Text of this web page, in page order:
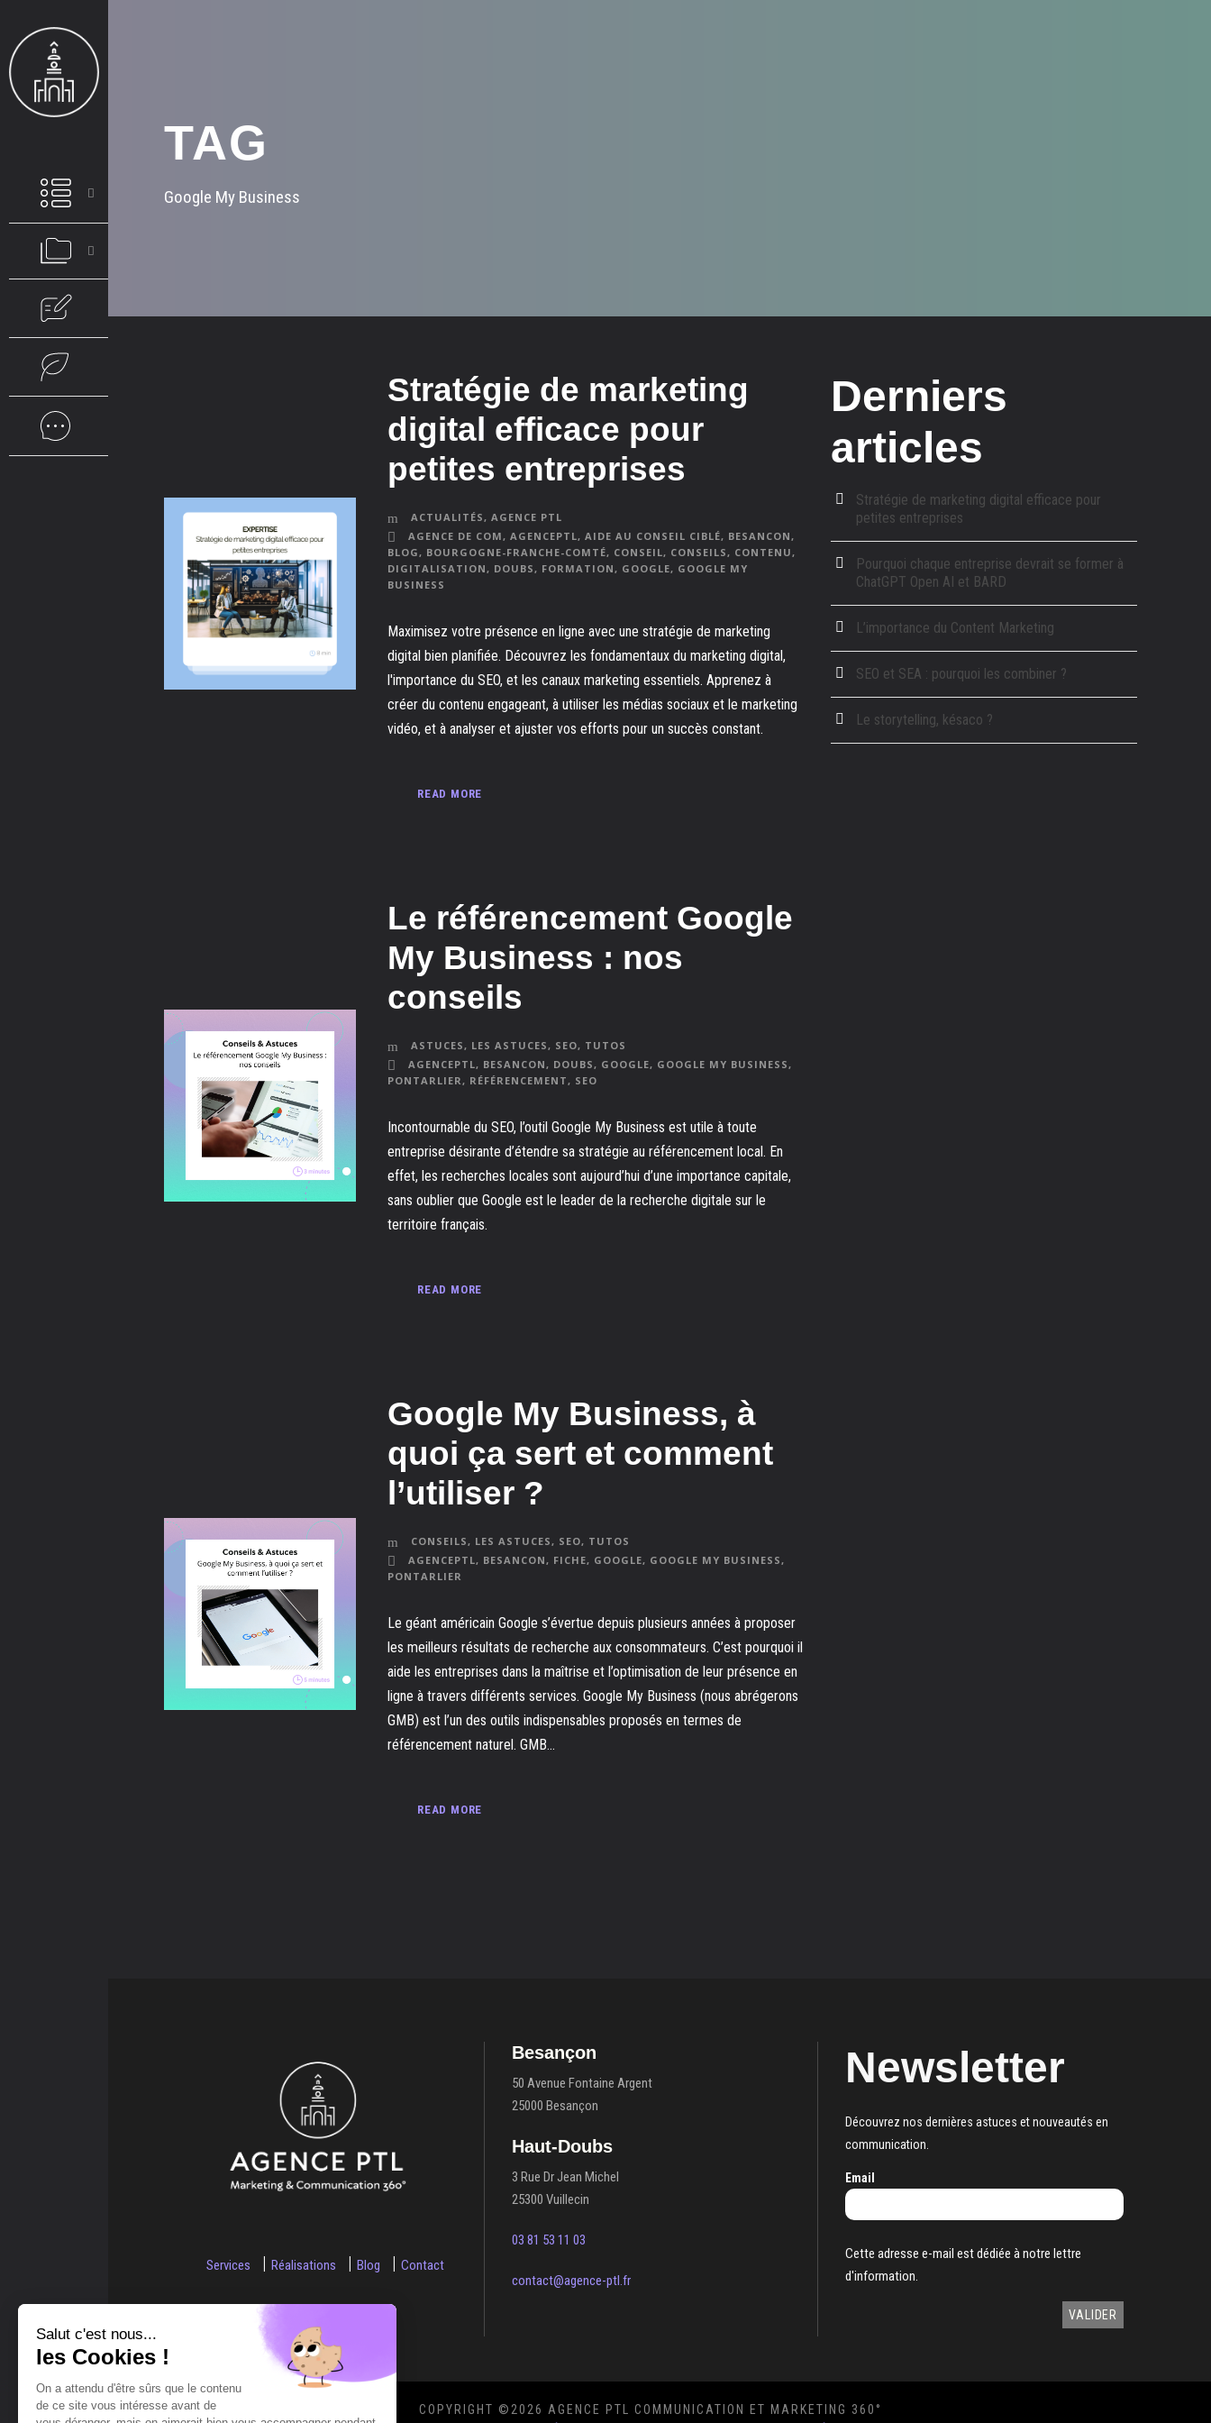
TAG
Google My Business
Stratégie de marketing
digital efficace pour
petites entreprises
ACTUALITÉS, AGENCE PTL
AGENCE DE COM, AGENCEPTL, AIDE AU CONSEIL CIBLÉ, BESANCON,
BLOG, BOURGOGNE-FRANCHE-COMTÉ, CONSEIL, CONSEILS, CONTENU,
DIGITALISATION, DOUBS, FORMATION, GOOGLE, GOOGLE MY
BUSINESS
Maximisez votre présence en ligne avec une stratégie de marketing
digital bien planifiée. Découvrez les fondamentaux du marketing digital,
l'importance du SEO, et les canaux marketing essentiels. Apprenez à
créer du contenu engageant, à utiliser les médias sociaux et le marketing
vidéo, et à analyser et ajuster vos efforts pour un succès constant.
READ MORE
Le référencement Google
My Business : nos
conseils
ASTUCES, LES ASTUCES, SEO, TUTOS
AGENCEPTL, BESANCON, DOUBS, GOOGLE, GOOGLE MY BUSINESS,
PONTARLIER, RÉFÉRENCEMENT, SEO
Incontournable du SEO, l’outil Google My Business est utile à toute
entreprise désirante d’étendre sa stratégie au référencement local. En
effet, les recherches locales sont aujourd’hui d’une importance capitale,
sans oublier que Google est le leader de la recherche digitale sur le
territoire français.
READ MORE
Google My Business, à
quoi ça sert et comment
l’utiliser ?
CONSEILS, LES ASTUCES, SEO, TUTOS
AGENCEPTL, BESANCON, FICHE, GOOGLE, GOOGLE MY BUSINESS,
PONTARLIER
Le géant américain Google s’évertue depuis plusieurs années à proposer
les meilleurs résultats de recherche aux consommateurs. C’est pourquoi il
aide les entreprises dans la maîtrise et l’optimisation de leur présence en
ligne à travers différents services. Google My Business (nous abrégerons
GMB) est l’un des outils indispensables proposés en termes de
référencement naturel. GMB...
READ MORE
Derniers
articles
Stratégie de marketing digital efficace pour
petites entreprises
Pourquoi chaque entreprise devrait se former à
ChatGPT Open AI et BARD
L’importance du Content Marketing
SEO et SEA : pourquoi les combiner ?
Le storytelling, késaco ?
Services Réalisations Blog Contact
Besançon
50 Avenue Fontaine Argent
25000 Besançon
Haut-Doubs
3 Rue Dr Jean Michel
25300 Vuillecin
03 81 53 11 03
contact@agence-ptl.fr
Newsletter
Découvrez nos dernières astuces et nouveautés en
communication.
Email
Cette adresse e-mail est dédiée à notre lettre
d'information.
COPYRIGHT © 2026 AGENCE PTL COMMUNICATION ET MARKETING 360°
Salut c'est nous...
les Cookies !
On a attendu d'être sûrs que le contenu
de ce site vous intéresse avant de